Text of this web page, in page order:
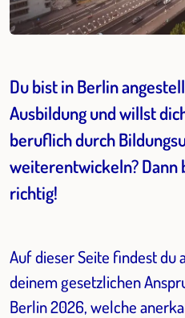
Du bist in Berlin
Ausbildung und willst
beruflich durch
weiterentwickeln? Dann
richtig!
Auf dieser Seite findest du
deinem gesetzlichen
Berlin 2026, welche